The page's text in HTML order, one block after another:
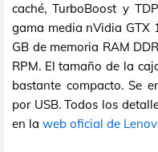
caché, TurboBoost y
gama media nVidia GTX
GB de memoria RAM
RPM. El tamaño de la
bastante compacto. Se
por USB. Todos los
en la web oficial de